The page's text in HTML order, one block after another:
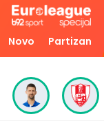
Novo Partizan